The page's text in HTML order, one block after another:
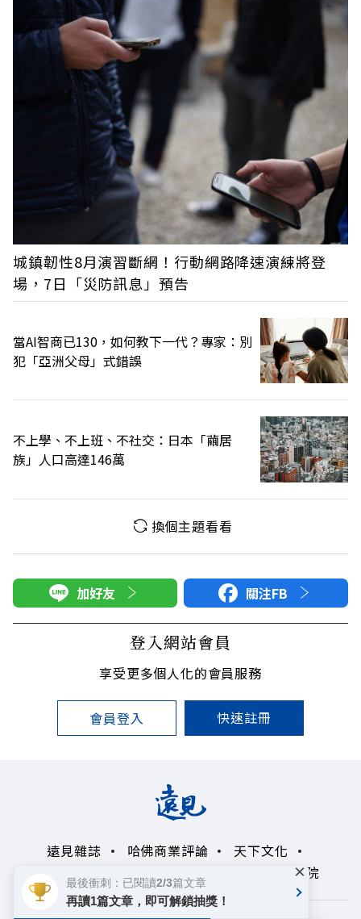
城鎮韌性8月演習斷網！行動網路降速演練將登
場，7日「災防訊息」預告
當AI智商已130，如何教下一代？專家：別
犯「亞洲父母」式錯誤
不上學、不上班、不社交：日本「繭居
族」人口高達146萬
換個主題看看
加好友 關注FB
登入網站會員
享受更多個人化的會員服務
會員登入 快速註冊
遠見雜誌 哈佛商業評論
天下文化
未來親子學習平台
50+ 領導影響力學院
最後衝刺：已閱讀2/3篇文章
再讀1篇文章，即可解鎖抽獎！
×